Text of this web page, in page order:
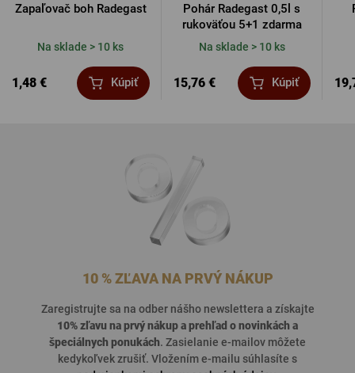
Zapaľovač boh Radegast
Na sklade > 10 ks
1,48 € Kúpiť
Pohár Radegast 0,5l s
rukoväťou 5+1 zdarma
Na sklade > 10 ks
15,76 € Kúpiť
10 % ZĽAVA NA PRVÝ NÁKUP
Zaregistrujte sa na odber nášho newslettera a získajte
10% zľavu na prvý nákup a prehľad onovinkách a
špeciálnych ponukách. Zasielanie e-mailov môžete
kedykoľvek zrušiť. Vložením e-mailu súhlasíte s